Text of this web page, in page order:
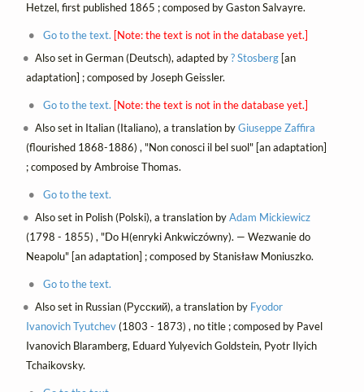
Hetzel, first published 1865 ; composed by Gaston Salvayre.
Go to the text. [Note: the text is not in the database yet.]
Also set in German (Deutsch), adapted by? Stosberg [an
adaptation] ; composed by Joseph Geissler.
Go to the text. [Note: the text is not in the database yet.]
Also set in Italian (Italiano), a translation byGiuseppe Zaffira
(flourished 1868-1886) , "Non conosci il bel suol" [an adaptation]
; composed by Ambroise Thomas.
Go to the text.
Also set in Polish (Polski), a translation byAdam Mickiewicz
(1798 - 1855) , "Do H(enryki Ankwiczówny). — Wezwanie do
Neapolu" [an adaptation] ; composed by Stanisław Moniuszko.
Go to the text.
Also set in Russian (Русский), a translation by Fyodor
Ivanovich Tyutchev(1803 - 1873) , no title ; composed by Pavel
Ivanovich Blaramberg, Eduard Yulyevich Goldstein, Pyotr Ilyich
Tchaikovsky.